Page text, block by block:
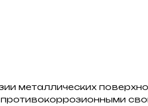
металлических